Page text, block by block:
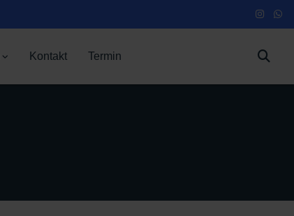
Kontakt Termin